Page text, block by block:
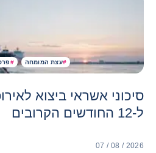
#עצת המומחה #
ל-12 החודשים הקרובים
07 / 08 / 2026